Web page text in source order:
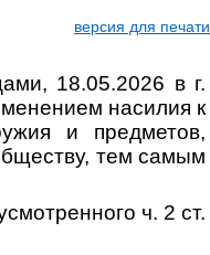
версия для печати
18.05.2026 в г.
насилия к
и предметов,
тем самым
ч. 2 ст.